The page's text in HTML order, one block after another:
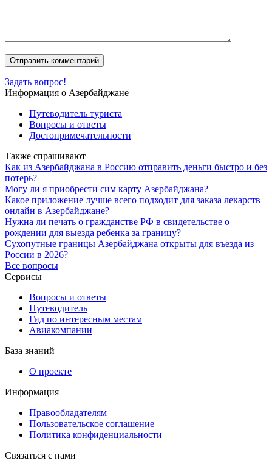
Задать вопрос!
Информация о Азербайджане
Путеводитель туриста
Вопросы и ответы
Достопримечательности
Также спрашивают
Как из Азербайджана в Россию отправить деньги быстро и без
потерь?
Могу ли я приобрести сим карту Азербайджана?
Какое приложение лучше всего подходит для заказа лекарств
онлайн в Азербайджане?
Нужна ли печать о гражданстве РФ в свидетельстве о
рождении для выезда ребенка за границу?
Сухопутные границы Азербайджана открыты для въезда из
России в 2026?
Все вопросы
Сервисы
Вопросы и ответы
Путеводитель
Гид по интересным местам
Авиакомпании
База знаний
О проекте
Информация
Правообладателям
Пользовательское соглашение
Политика конфиденциальности
Связаться с нами